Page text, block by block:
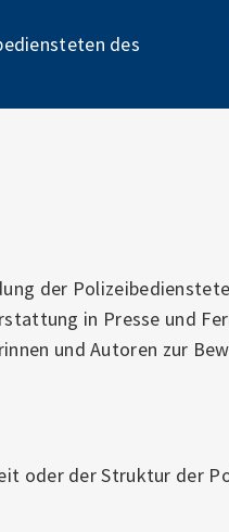
des
der
in Presse und
und Autoren zur
oder der Struktur der